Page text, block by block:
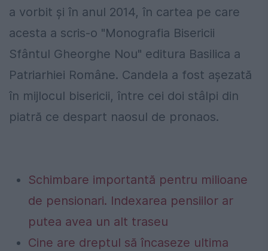
a vorbit și în anul 2014, în cartea pe care
acesta a scris-o "Monografia Bisericii
Sfântul Gheorghe Nou" editura Basilica a
Patriarhiei Române. Candela a fost așezată
în mijlocul bisericii, între cei doi stâlpi din
piatră ce despart naosul de pronaos.
Schimbare importantă pentru milioane
de pensionari. Indexarea pensiilor ar
putea avea un alt traseu
Cine are dreptul să încaseze ultima